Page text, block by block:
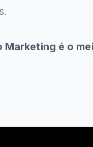
Marketing é o